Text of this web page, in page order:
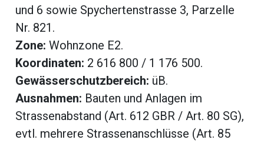
und 6 sowie Spychertenstrasse 3, Parzelle
Nr. 821.
Zone:Wohnzone E2.
Koordinaten: 2 616 800 / 1 176 500.
Gewässerschutzbereich: üB.
Ausnahmen: Bauten und Anlagen im
Strassenabstand (Art. 612 GBR / Art. 80 SG),
evtl. mehrere Strassenanschlüsse (Art. 85